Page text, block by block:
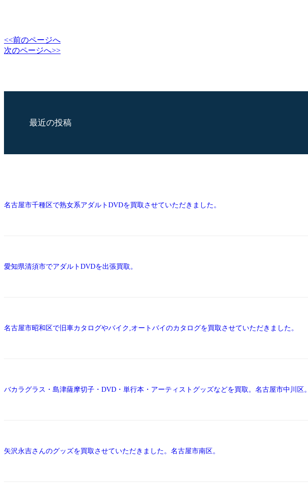
<<前のページへ
次のページへ>>
最近の投稿
名古屋市千種区で熟女系アダルトDVDを買取させていただきました。
愛知県清須市でアダルトDVDを出張買取。
名古屋市昭和区で旧車カタログやバイク,オートバイのカタログを買取させていただきました。
バカラグラス・島津薩摩切子・DVD・単行本・アーティストグッズなどを買取。名古屋市中川区。
矢沢永吉さんのグッズを買取させていただきました。名古屋市南区。